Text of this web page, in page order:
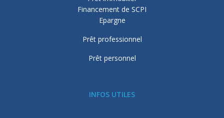
Financement de SCPI
Epargne
Prêt professionnel
Prêt personnel
INFOS UTILES